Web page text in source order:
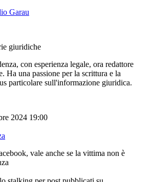
giuridiche
con esperienza legale, ora redattore
Ha una passione per la scrittura e la
particolare sull'informazione giuridica.
2024 19:00